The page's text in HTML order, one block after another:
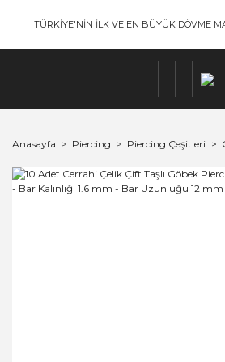
TÜRKİYE'NİN İLK VE EN BÜYÜK DÖVME
Anasayfa Piercing Piercing Çeşitleri